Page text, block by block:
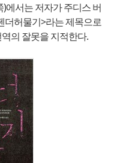
에서는 저자가 주디스 버
더허물기>라는 제목으로
의 잘못을 지적한다.